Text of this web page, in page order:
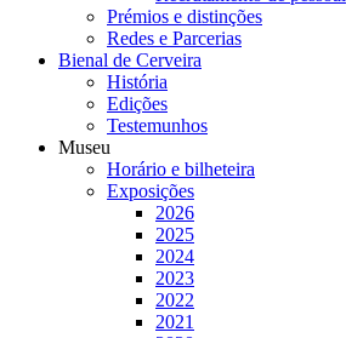
Prémios e distinções
Redes e Parcerias
Bienal de Cerveira
História
Edições
Testemunhos
Museu
Horário e bilheteira
Exposições
2026
2025
2024
2023
2022
2021